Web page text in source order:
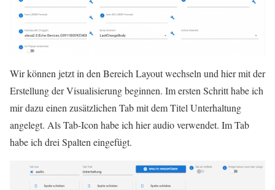
Wir können jetzt in den Bereich Layout wechseln und hier mit der
Erstellung der Visualisierung beginnen. Im ersten Schritt habe ich
mir dazu einen zusätzlichen Tab mit dem Titel Unterhaltung
angelegt. Als Tab-Icon habe ich hier audio verwendet. Im Tab
habe ich drei Spalten eingefügt.